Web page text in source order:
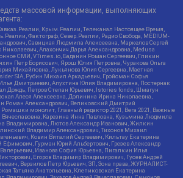
массовой информации, выполняющих
Крым.Реалии, Телеканал Настоящее Время,
Фактограф, Север.Реалии, Радио Свобода, MEDIUM-
Савицкая Людмила Алексеевна, Маркелов Сергей
Апахончич Дарья Александровна, Medusa
СМИ, VTimes.io, Баданин Роман Сергеевич, Гликин
Петр Борисович, Ярош Юлия Петровна, Чуракова Ольга
Михайловна, Лукьянова Юлия Сергеевна, Маетная
SIA, Рубин Михаил Аркадьевич, Гройсман Софья
Дмитриевич, Апухтина Юлия Владимировна, Постернак
Дождь, Петров Степан Юрьевич, Istories fonds, Шмагун
Алеся Алексеевна, Долинина Ирина Николаевна,
Роман Александрович, Великовский Дмитрий
Ромашки монолит, Главный редактор 2021, Вега 2021, Важные
Вячеславовна, Карезина Инна Павловна, Кузьмина Людмила
Владимировна, Лютов Александр Иванович, Жилкин
Владимир Александрович, Тихонов Михаил
Ковин Виталий Сергеевич, Кильтау Екатерина
Ефимович, Гурман Юрий Альбертович, Грезев Александр
Иванова София Юрьевна, Пигалкин Илья
Егоров Владимир Владимирович, Гусев Андрей
Верзилов Петр Юрьевич, ЗП, Зона права, ЖУРНАЛИСТ-
Татьяна Анатольевна, Клепиковская Екатерина